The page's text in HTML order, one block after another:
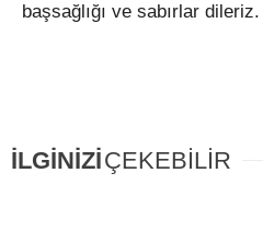
başsağlığı ve sabırlar dileriz.
İLGİNİZİÇEKEBİLİR